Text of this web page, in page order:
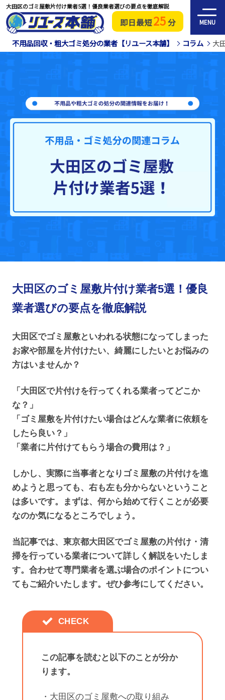
即日最短25分 MENU
大田区のゴミ屋敷片付け業者5選！優良業者選びの要点を徹底解説
不用品回収・粗大ゴミ処分の業者【リユース本舗】 コラム 大
大田区のゴミ屋敷片付け業者5選！優良
業者選びの要点を徹底解説
大田区でゴミ屋敷といわれる状態になってしまった
お家や部屋を片付けたい、綺麗にしたいとお悩みの
方はいませんか？
「大田区で片付けを行ってくれる業者ってどこか
な？」
「ゴミ屋敷を片付けたい場合はどんな業者に依頼を
したら良い？」
「業者に片付けてもらう場合の費用は？」
しかし、実際に当事者となりゴミ屋敷の片付けを進
めようと思っても、右も左も分からないということ
は多いです。まずは、何から始めて行くことが必要
なのか気になるところでしょう。
当記事では、東京都大田区でゴミ屋敷の片付け・清
掃を行っている業者について詳しく解説をいたしま
す。合わせて専門業者を選ぶ場合のポイントについ
てもご紹介いたします。ぜひ参考にしてください。
この記事を読むと以下のことが分か
ります。
・大田区のゴミ屋敷への取り組み